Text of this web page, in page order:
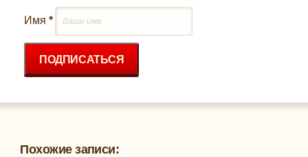
Имя *
ПОДПИСАТЬСЯ
Похожие записи: